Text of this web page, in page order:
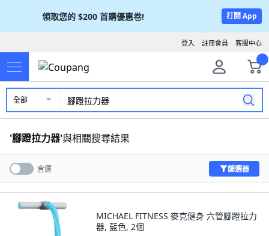
領取您的 $200 首購優惠卷! 打開 App
客服中心
註冊會員
登入
全部
'腳蹬拉力器'與相關搜尋結果
含運 篩選器
MICHAEL FITNESS 麥克健身 六管腳蹬拉力
器, 藍色, 2個